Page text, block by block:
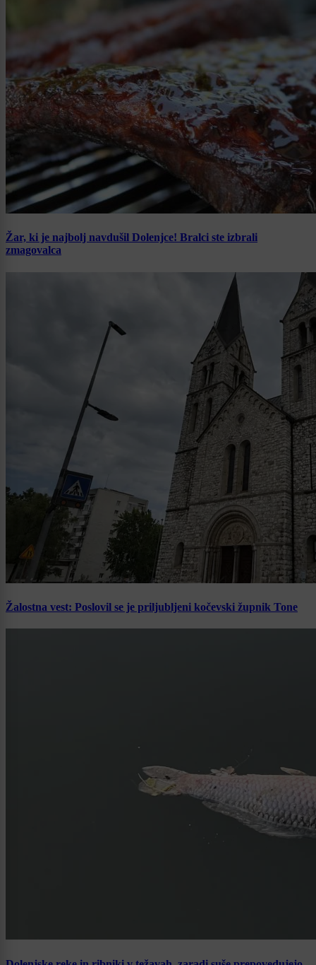
Žar, ki je najbolj navdušil Dolenjce! Bralci ste izbrali
zmagovalca
Žalostna vest: Poslovil se je priljubljeni kočevski župnik Tone